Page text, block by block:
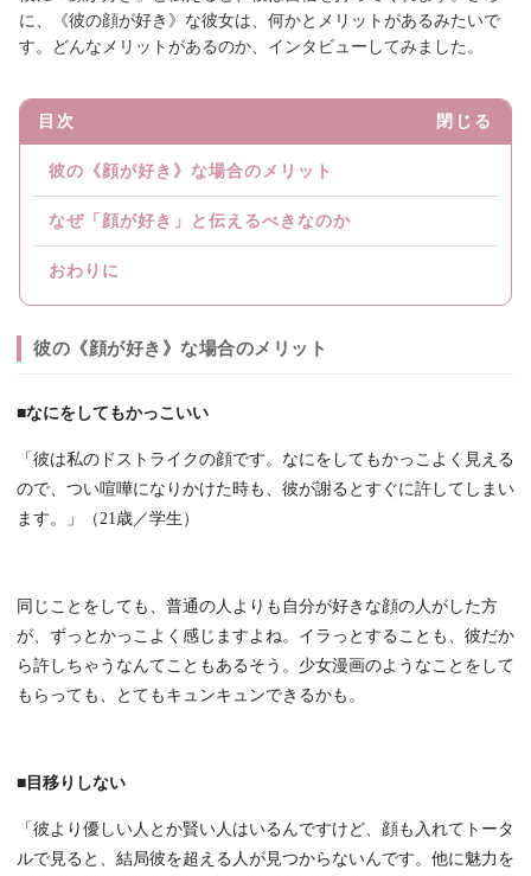
に、《彼の顔が好き》な彼女は、何かとメリットがあるみたいで
す。どんなメリットがあるのか、インタビューしてみました。
目次 閉じる
彼の《顔が好き》な場合のメリット
なぜ「顔が好き」と伝えるべきなのか
おわりに
彼の《顔が好き》な場合のメリット
■なにをしてもかっこいい
「彼は私のドストライクの顔です。なにをしてもかっこよく見える
ので、つい喧嘩になりかけた時も、彼が謝るとすぐに許してしまい
ます。」（21歳／学生）
同じことをしても、普通の人よりも自分が好きな顔の人がした方
が、ずっとかっこよく感じますよね。イラっとすることも、彼だか
ら許しちゃうなんてこともあるそう。少女漫画のようなことをして
もらっても、とてもキュンキュンできるかも。
■目移りしない
「彼より優しい人とか賢い人はいるんですけど、顔も入れてトータ
ルで見ると、結局彼を超える人が見つからないんです。他に魅力を